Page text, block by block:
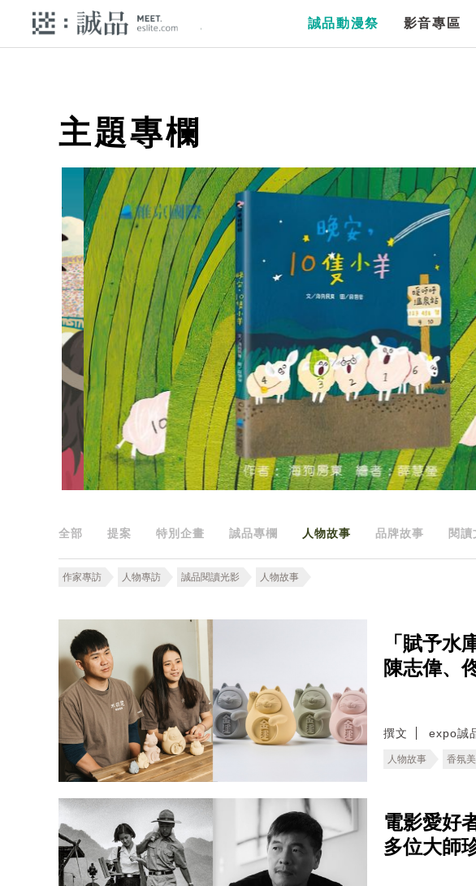
誠品動漫祭 影音專區
主題專欄
全部 提案 特別企畫 誠品專欄 人物故事 品牌故事 閱讀
作家專訪 人物專訪 誠品閱讀光影 人物故事
「賦予
陳志偉、
撰文 expo誠
人物故事 香氛
電影愛好
多位大師